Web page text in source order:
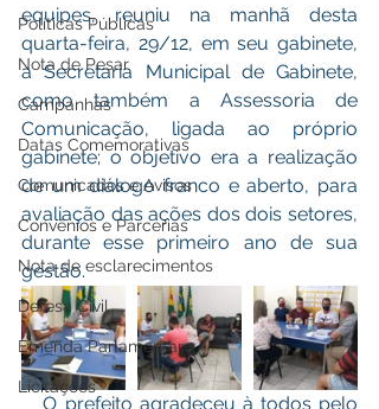
Políticas Públicas
Nota de Pesar
Campanhas
Datas Comemorativas
Comunicados e Avisos
Convênios e Parcerias
Nota de esclarecimentos
Defesa Civil
Emenda Parlamentar
Licitações
equipes, reuniu na manhã desta
quarta-feira, 29/12, em seu gabinete,
a Secretaria Municipal de Gabinete,
como também a Assessoria de
Comunicação, ligada ao próprio
gabinete; o objetivo era a realização
de um diálogo franco e aberto, para
avaliação das ações dos dois setores,
durante esse primeiro ano de sua
gestão.
   O prefeito agradeceu à todos pelo